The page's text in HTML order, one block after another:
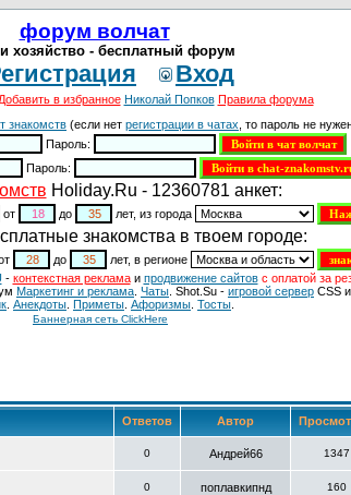
форум волчат
хозяйство - бесплатный форум
Вход
Добавить в избранное Николай Попков Правила форума
знакомств (если нет регистрации в чатах , то пароль не
Пароль:
Пароль:
Holiday.Ru - 12360781 анкет:
от до лет, из города
знакомства в твоем городе:
до
лет, в регионе
- контекстная рекламаи продвижение сайтов с оплатой за
Маркетинг и реклама Чаты . Shot.Su - игровой сервер CSS
Анекдоты Приметы Aфоризмы Тосты
Баннерная сеть ClickHere
Ответов Автор
0 Андрей66 1347
0 поплавкипнд 160